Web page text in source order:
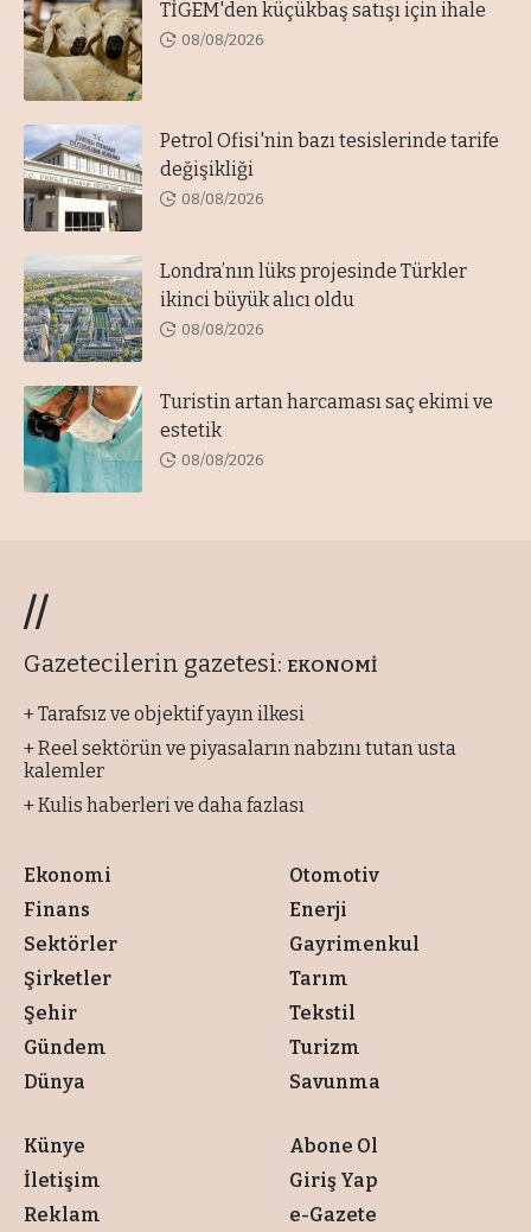
TİGEM'den küçükbaş satışı için ihale
08/08/2026
Petrol Ofisi'nin bazı tesislerinde tarife
değişikliği
08/08/2026
Londra’nın lüks projesinde Türkler
ikinci büyük alıcı oldu
08/08/2026
Turistin artan harcaması saç ekimi ve
estetik
08/08/2026
//
Gazetecilerin gazetesi: EKONOMİ
+ Tarafsız ve objektif yayın ilkesi
+ Reel sektörün ve piyasaların nabzını tutan usta
kalemler
+ Kulis haberleri ve daha fazlası
Ekonomi
Finans
Sektörler
Şirketler
Şehir
Gündem
Dünya
Otomotiv
Enerji
Gayrimenkul
Tarım
Tekstil
Turizm
Savunma
Künye
İletişim
Reklam
Abone Ol
Giriş Yap
e-Gazete